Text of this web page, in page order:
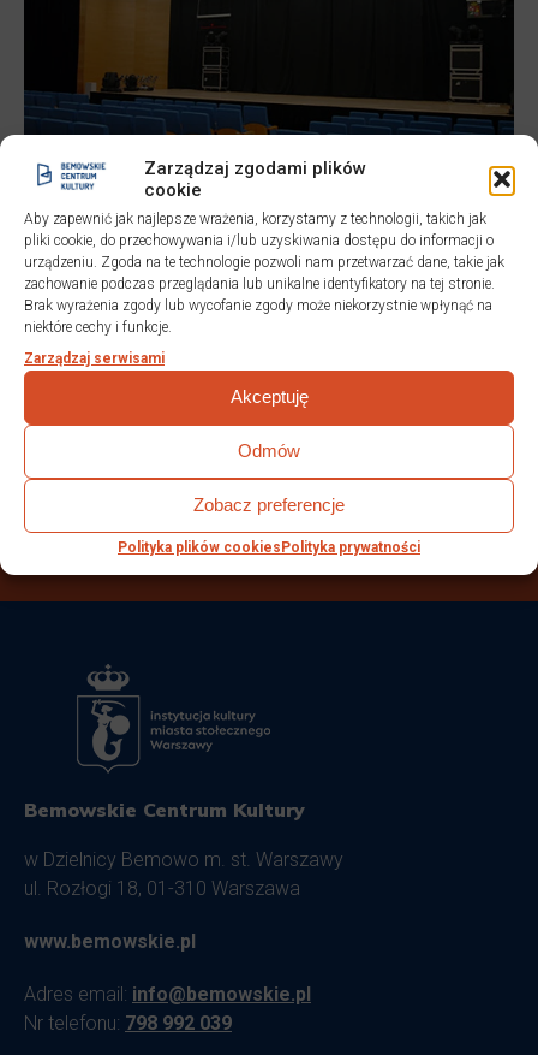
Zarządzaj zgodami plików
cookie
Aby zapewnić jak najlepsze wrażenia, korzystamy z technologii, takich jak
pliki cookie, do przechowywania i/lub uzyskiwania dostępu do informacji o
urządzeniu. Zgoda na te technologie pozwoli nam przetwarzać dane, takie jak
zachowanie podczas przeglądania lub unikalne identyfikatory na tej stronie.
Brak wyrażenia zgody lub wycofanie zgody może niekorzystnie wpłynąć na
niektóre cechy i funkcje.
Zarządzaj serwisami
Akceptuję
Odmów
Zobacz preferencje
Polityka plików cookiesPolityka prywatności
Nasi partnerzy
Bemowskie Centrum Kultury
w Dzielnicy Bemowo m. st. Warszawy
ul. Rozłogi 18, 01-310 Warszawa
www.bemowskie.pl
Adres email: info@bemowskie.pl
Nr telefonu: 798 992 039